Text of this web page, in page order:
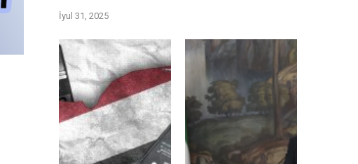
İyul 31, 2025